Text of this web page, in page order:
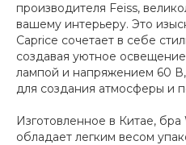
производителя Feiss,
вашему интерьеру. Это
Caprice сочетает в себе
создавая уютное
лампой и напряжением 60
для создания атмосферы и
Изготовленное в Китае,
обладает легким весом